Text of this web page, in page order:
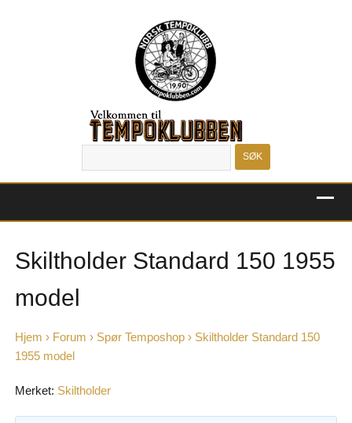
Skiltholder Standard 150 1955
model
Hjem › Forum › Spør Temposhop › Skiltholder Standard 150
1955 model
Merket: Skiltholder